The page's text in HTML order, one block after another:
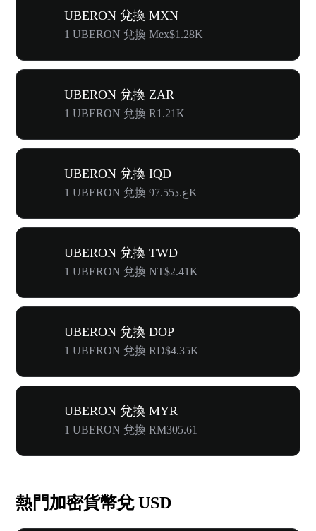
UBERON 兌換 MXN
1 UBERON 兌換 Mex$1.28K
UBERON 兌換 ZAR
1 UBERON 兌換 R1.21K
UBERON 兌換 IQD
1 UBERON 兌換 ع.د97.55K
UBERON 兌換 TWD
1 UBERON 兌換 NT$2.41K
UBERON 兌換 DOP
1 UBERON 兌換 RD$4.35K
UBERON 兌換 MYR
1 UBERON 兌換 RM305.61
熱門加密貨幣兌 USD